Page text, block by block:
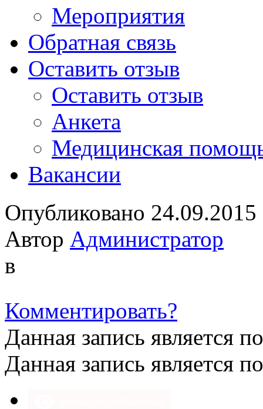
Мероприятия
Обратная связь
Оставить отзыв
Оставить отзыв
Анкета
Медицинская
Вакансии
Опубликовано 24.09.2015
Автор Администратор
в
Комментировать?
Данная запись является
Данная запись является